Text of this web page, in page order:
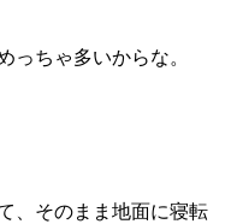
っちゃ多いからな。
、そのまま地面に寝転